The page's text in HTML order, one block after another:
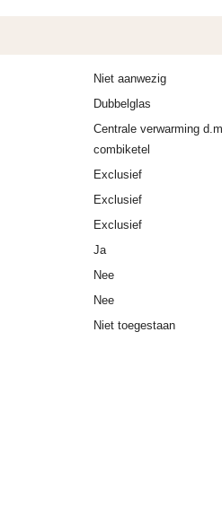
Niet aanwezig
Dubbelglas
Centrale verwarming
combiketel
Exclusief
Exclusief
Exclusief
Ja
Nee
Nee
Niet toegestaan